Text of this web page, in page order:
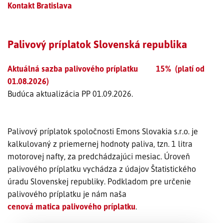
Kontakt Bratislava
Palivový príplatok Slovenská republika
Aktuálná sazba palivového príplatku 15% (platí od
01.08.2026)
Budúca aktualizácia PP 01.09.2026.
Palivový príplatok spoločnosti Emons Slovakia s.r.o. je
kalkulovaný z priemernej hodnoty paliva, tzn. 1 litra
motorovej nafty, za predchádzajúci mesiac. Úroveň
palivového príplatku vychádza z údajov Štatistického
úradu Slovenskej republiky. Podkladom pre určenie
palivového príplatku je nám naša
cenová matica palivového príplatku.